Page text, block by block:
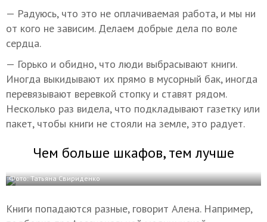
— Радуюсь, что это не оплачиваемая работа, и мы ни
от кого не зависим. Делаем добрые дела по воле
сердца.
— Горько и обидно, что люди выбрасывают книги.
Иногда выкидывают их прямо в мусорный бак, иногда
перевязывают веревкой стопку и ставят рядом.
Несколько раз видела, что подкладывают газетку или
пакет, чтобы книги не стояли на земле, это радует.
Чем больше шкафов, тем лучше
Фото: Татьяна Свириденко
Книги попадаются разные, говорит Алена. Например,